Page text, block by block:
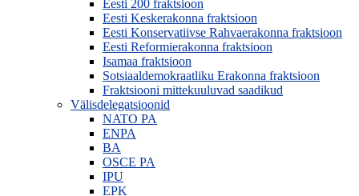
Eesti 200 fraktsioon
Eesti Keskerakonna fraktsioon
Eesti Konservatiivse Rahvaerakonna fraktsioon
Eesti Reformierakonna fraktsioon
Isamaa fraktsioon
Sotsiaaldemokraatliku Erakonna fraktsioon
Fraktsiooni mittekuuluvad saadikud
Välisdelegatsioonid
NATO PA
ENPA
BA
OSCE PA
IPU
EPK